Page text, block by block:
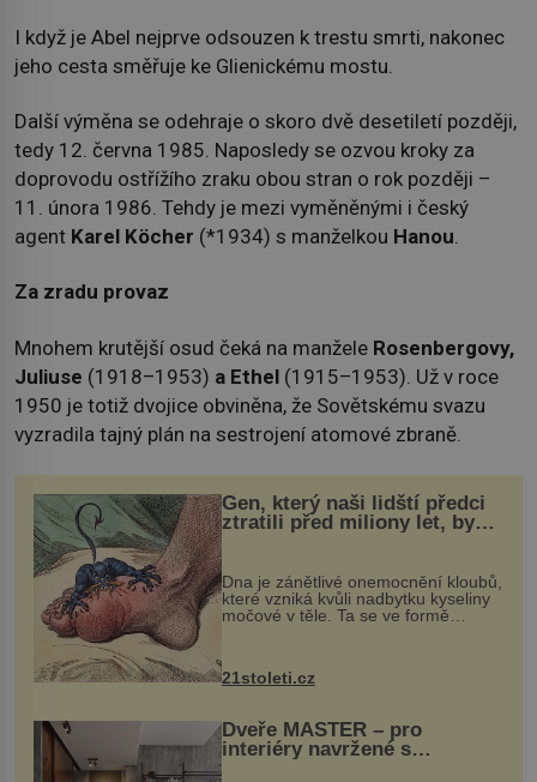
I když je Abel nejprve odsouzen k trestu smrti, nakonec
jeho cesta směřuje ke Glienickému mostu.
Další výměna se odehraje o skoro dvě desetiletí později,
tedy 12. června 1985. Naposledy se ozvou kroky za
doprovodu ostřížího zraku obou stran o rok později –
11. února 1986. Tehdy je mezi vyměněnými i český
agent Karel Köcher (*1934) s manželkou Hanou.
Za zradu provaz
Mnohem krutější osud čeká na manžele Rosenbergovy,
Juliuse (1918–1953) a Ethel (1915–1953). Už v roce
1950 je totiž dvojice obviněna, že Sovětskému svazu
vyzradila tajný plán na sestrojení atomové zbraně.
Gen, který naši lidští předci
ztratili před miliony let, by
mohl pomoci s léčbou
„nemoci králů“
Dna je zánětlivé onemocnění kloubů,
které vzniká kvůli nadbytku kyseliny
močové v těle. Ta se ve formě
nohou, a způsobuje bole...
21stoleti.cz
Dveře MASTER – pro
interiéry navržené s
rozumem i vášní!